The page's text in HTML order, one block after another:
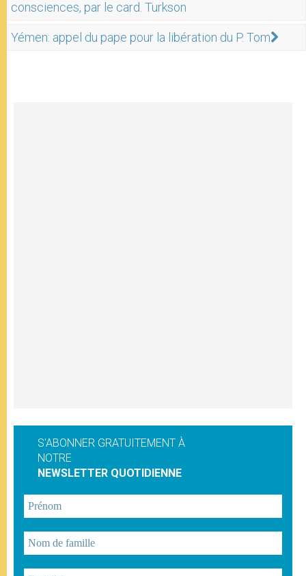
consciences, par le card. Turkson
Yémen: appel du pape pour la libération du P. Tom
S'ABONNER GRATUITEMENT À
NOTRE
NEWSLETTER QUOTIDIENNE